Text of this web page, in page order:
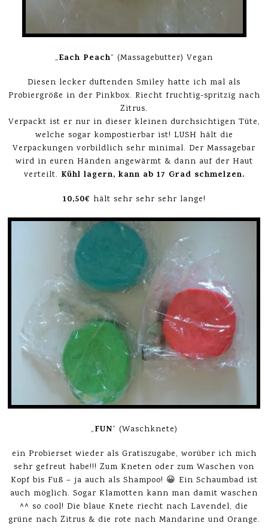
„Each Peach“ (Massagebutter) Vegan
Diesen lecker duftenden Smiley hatte ich mal als
Probiergröße in der Pinkbox. Riecht fruchtig-spritzig nach
Zitrus.
Verpackt ist er nur in dieser kleinen durchsichtigen Tüte,
welche sogar kompostierbar ist! LUSH hält die
Verpackungen vorbildlich sehr minimal. Der Massagebar
wird in euren Händen angewärmt & dann auf der Haut
verteilt. Kühl lagern, kann ab 17 Grad schmelzen.
10,50€ hält sehr sehr sehr lange!
„FUN“ (Waschknete)
ein Probierset wieder als Gratiszugabe, worüber ich mich
sehr gefreut habe!!! Zum Kneten oder zum Waschen von
Kopf bis Fuß – ja auch als Shampoo! 😀 Ein Schaumbad ist
auch möglich. Sogar Klamotten kann man damit waschen
^^ so cool! Die blaue Knete riecht nach Lavendel, die
grüne nach Zitrus & die rote nach Mandarine und Orange.